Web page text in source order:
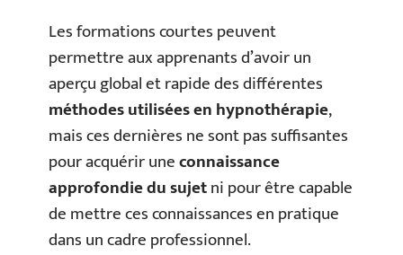
Les formations courtes peuvent
permettre aux apprenants d’avoir un
aperçu global et rapide des différentes
méthodes utilisées en hypnothérapie,
mais ces dernières ne sont pas suffisantes
pour acquérir uneconnaissance
approfondie du sujetni pour être capable
de mettre ces connaissances en pratique
dans un cadre professionnel.